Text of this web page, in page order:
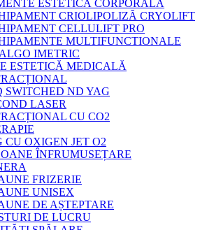
ESTETICĂ CORPORALĂ
CRIOLIPOLIZĂ CRYOLIFT
CELLULIFT PRO
MULTIFUNCTIONALE
IMETRIC
ESTETICĂ MEDICALĂ
SWITCHED ND YAG
LASER
CU CO2
CU OXIGEN JET O2
ÎNFRUMUSEȚARE
FRIZERIE
UNISEX
DE AȘTEPTARE
DE LUCRU